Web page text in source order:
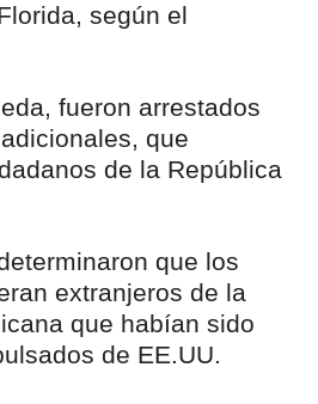
según el
fueron arrestados
que
de la República
que los
extranjeros de la
que habían sido
de EE.UU.